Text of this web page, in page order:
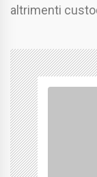
altrimenti